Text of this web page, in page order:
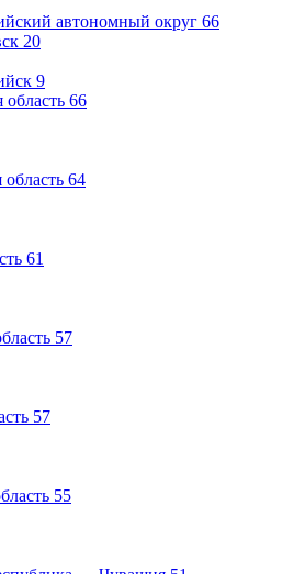
автономный округ 66
20
9
область 66
область 64
61
57
57
55